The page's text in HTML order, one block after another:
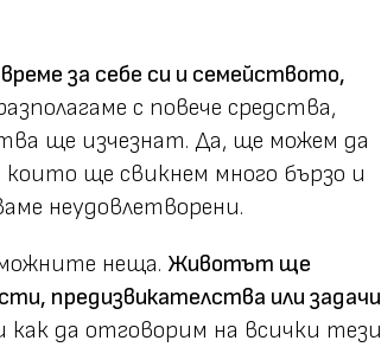
за себе си и семейството,
с повече средства,
ще изчезнат. Да, ще можем да
ще свикнем много бързо и
неудовлетворени.
неща. Животът ще
предизвикателства или задачи
как да отговорим на всички тези